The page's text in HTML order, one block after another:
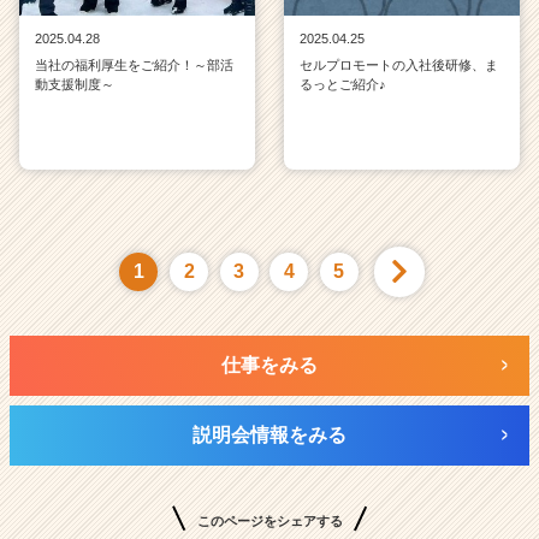
2025.04.28
当社の福利厚生をご紹介！～部活
動支援制度～
2025.04.25
セルプロモートの入社後研修、ま
るっとご紹介♪
1 2 3 4 5
仕事をみる
説明会情報をみる
このページをシェアする